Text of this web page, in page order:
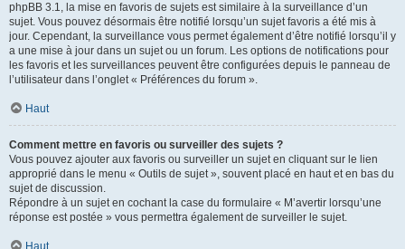
phpBB 3.1, la mise en favoris de sujets est similaire à la surveillance d’un
sujet. Vous pouvez désormais être notifié lorsqu’un sujet favoris a été mis à
jour. Cependant, la surveillance vous permet également d’être notifié lorsqu’il y
a une mise à jour dans un sujet ou un forum. Les options de notifications pour
les favoris et les surveillances peuvent être configurées depuis le panneau de
l’utilisateur dans l’onglet « Préférences du forum ».
Haut
Comment mettre en favoris ou surveiller des sujets ?
Vous pouvez ajouter aux favoris ou surveiller un sujet en cliquant sur le lien
approprié dans le menu « Outils de sujet », souvent placé en haut et en bas du
sujet de discussion.
Répondre à un sujet en cochant la case du formulaire « M’avertir lorsqu’une
réponse est postée » vous permettra également de surveiller le sujet.
Haut